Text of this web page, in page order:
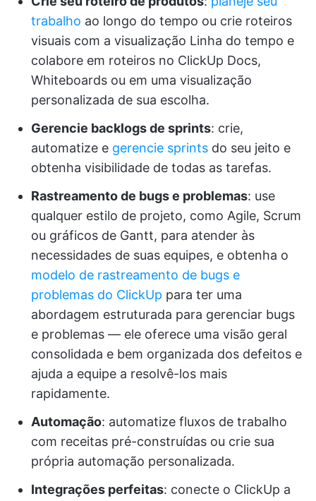
trabalho ao longo do tempo ou crie roteiros
visuais com a visualização Linha do tempo e
colabore em roteiros no ClickUp Docs,
Whiteboards ou em uma visualização
personalizada de sua escolha.
Gerencie backlogs de sprints: crie,
automatize e gerencie sprints do seu jeito e
obtenha visibilidade de todas as tarefas.
Rastreamento de bugs e problemas: use
qualquer estilo de projeto, como Agile, Scrum
ou gráficos de Gantt, para atender às
necessidades de suas equipes, e obtenha o
modelo de rastreamento de bugs e
problemas do ClickUp para ter uma
abordagem estruturada para gerenciar bugs
e problemas — ele oferece uma visão geral
consolidada e bem organizada dos defeitos e
ajuda a equipe a resolvê-los mais
rapidamente.
Automação: automatize fluxos de trabalho
com receitas pré-construídas ou crie sua
própria automação personalizada.
Integrações perfeitas: conecte o ClickUp a